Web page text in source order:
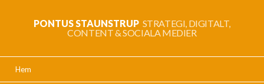
PONTUS STAUNSTRUP STRATEGI, DIGITALT,
CONTENT & SOCIALA MEDIER
Hem